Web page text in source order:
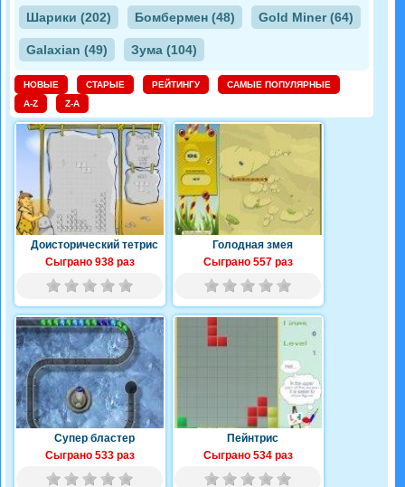
Шарики (202) Бомбермен (48) Gold Miner (64)
Galaxian (49) Зума (104)
НОВЫЕ СТАРЫЕ РЕЙТИНГУ
САМЫЕ ПОПУЛЯРНЫЕ
A-Z
Z-A
Доисторический тетрис
Сыграно 938 раз
Голодная змея
Сыграно 557 раз
Супер бластер
Сыграно 533 раз
Пейнтрис
Сыграно 534 раз